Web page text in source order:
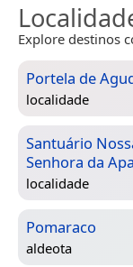
Explore destinos
Portela de
localidade
Santuário
Senhora da
localidade
Pomaraco
aldeota